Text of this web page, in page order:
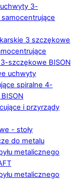
3-
3 szczękowe
szczękowe BISON
uchwyty
spiralne 4-
i przyrządy
- stoły
do metalu
metalicznego
metalicznego